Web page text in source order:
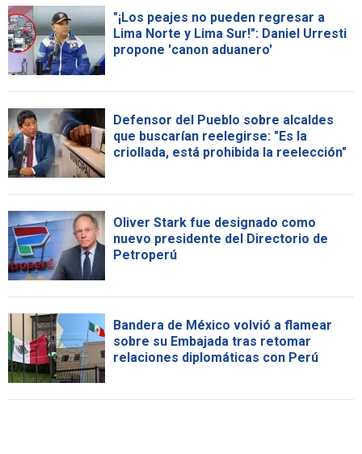
"¡Los peajes no pueden regresar a
Lima Norte y Lima Sur!": Daniel Urresti
propone 'canon aduanero'
Defensor del Pueblo sobre alcaldes
que buscarían reelegirse: "Es la
criollada, está prohibida la reelección"
Oliver Stark fue designado como
nuevo presidente del Directorio de
Petroperú
Bandera de México volvió a flamear
sobre su Embajada tras retomar
relaciones diplomáticas con Perú